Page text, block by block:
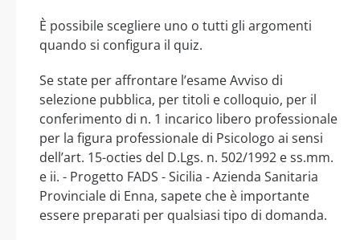
È possibile scegliere uno o tutti gli argomenti
quando si configura il quiz.
Se state per affrontare l’esame Avviso di
selezione pubblica, per titoli e colloquio, per il
conferimento di n. 1 incarico libero professionale
per la figura professionale di Psicologo ai sensi
dell’art. 15-octies del D.Lgs. n. 502/1992 e ss.mm.
e ii. - Progetto FADS - Sicilia - Azienda Sanitaria
Provinciale di Enna, sapete che è importante
essere preparati per qualsiasi tipo di domanda.